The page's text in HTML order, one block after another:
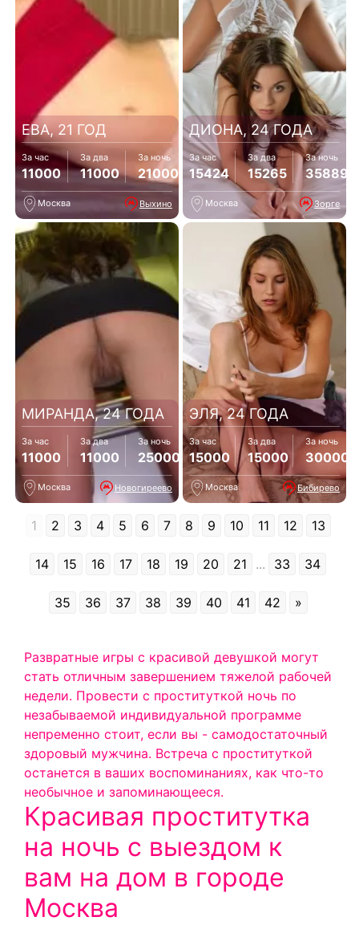
ЕВА, 21 ГОД
За час
11000
За два
11000
За ночь
21000
Москва Выхино
ДИОНА, 24 ГОДА
За час
15424
За два
15265
За ночь
35889
Москва Зорге
МИРАНДА, 24 ГОДА
За час
11000
За два
11000
За ночь
25000
Москва Новогиреево
ЭЛЯ, 24 ГОДА
За час
15000
За два
15000
За ночь
30000
Москва Бибирево
1 2 3 4 5 6 7 8 9 10 11 12 13
14 15 16 17 18 19 20 21 ... 33 34
35 36 37 38 39 40 41 42 »
Развратные игры с красивой девушкой могут
стать отличным завершением тяжелой рабочей
недели. Провести с проституткой ночь по
незабываемой индивидуальной программе
непременно стоит, если вы - самодостаточный
здоровый мужчина. Встреча с проституткой
останется в ваших воспоминаниях, как что-то
необычное и запоминающееся.
Красивая проститутка
на ночь с выездом к
вам на дом в городе
Москва